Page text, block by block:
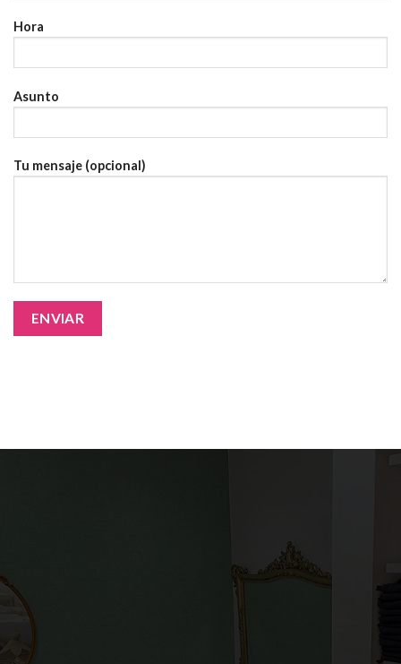
Hora
Asunto
Tu mensaje (opcional)